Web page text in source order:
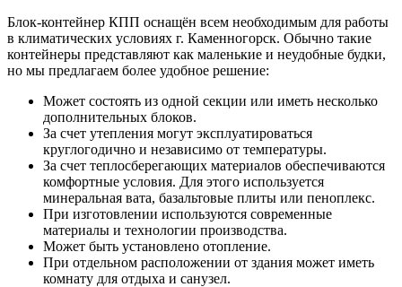
Блок-контейнер КПП оснащён всем необходимым для работы
в климатических условиях г. Каменногорск. Обычно такие
контейнеры представляют как маленькие и неудобные будки,
но мы предлагаем более удобное решение:
Может состоять из одной секции или иметь несколько
дополнительных блоков.
За счет утепления могут эксплуатироваться
круглогодично и независимо от температуры.
За счет теплосберегающих материалов обеспечиваются
комфортные условия. Для этого используется
минеральная вата, базальтовые плиты или пеноплекс.
При изготовлении используются современные
материалы и технологии производства.
Может быть установлено отопление.
При отдельном расположении от здания может иметь
комнату для отдыха и санузел.